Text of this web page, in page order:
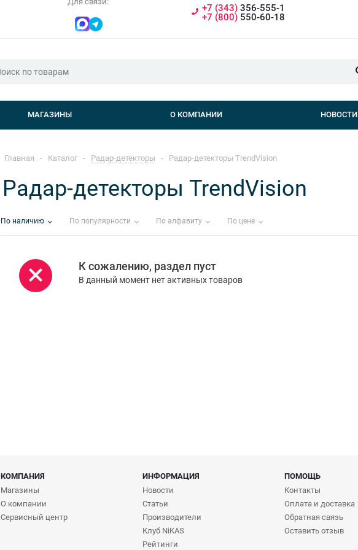
+7 (343) 356-555-1
+7 (800) 550-60-18
МАГАЗИНЫ О КОМПАНИИ НОВОСТИ
Главная - Каталог - Радар-детекторы - Радар-детекторы TrendVision
Радар-детекторы TrendVision
По наличию По популярности По алфавиту По цене
К сожалению, раздел пуст
В данный момент нет активных товаров
КОМПАНИЯ ИНФОРМАЦИЯ
ПОМОЩЬ
Магазины
О компании
Сервисный центр
Новости
Статьи
Производители
Клуб NiKAS
Рейтинги
Контакты
Оплата и доставка
Обратная связь
Оставить отзыв